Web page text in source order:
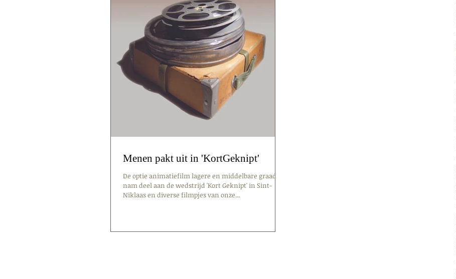
Menen pakt uit in 'KortGeknipt'
De optie animatiefilm lagere en middelbare graad
nam deel aan de wedstrijd 'Kort Geknipt' in Sint-
Niklaas en diverse filmpjes van onze...